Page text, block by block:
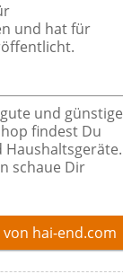
und hat für
und günstige
findest Du
schaue Dir
hai-end.com